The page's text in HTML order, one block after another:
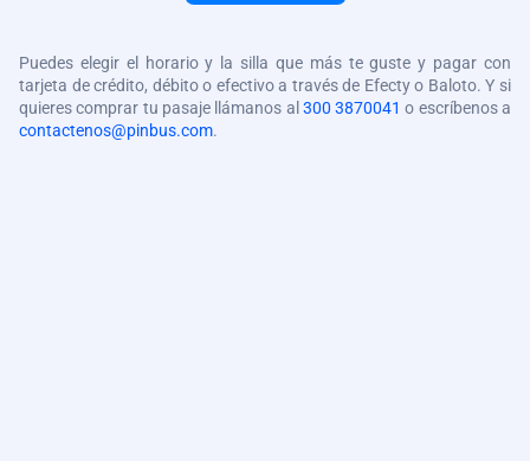
Puedes elegir el horario y la silla que más te guste y pagar con
tarjeta de crédito, débito o efectivo a través de Efecty o Baloto. Y si
quieres comprar tu pasaje llámanos al 300 3870041 o escríbenos a
contactenos@pinbus.com.